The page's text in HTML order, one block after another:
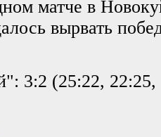
матче в
вырвать
3:2 (25:22, 22:25,